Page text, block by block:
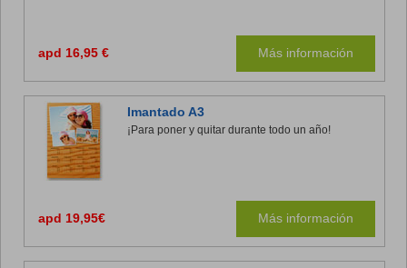
apd 16,95 € Más información
Imantado A3
¡Para poner y quitar durante todo un año!
apd 19,95€ Más información